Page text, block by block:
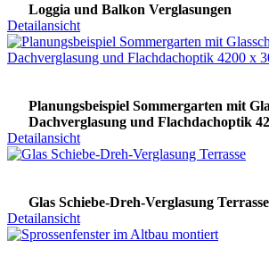
Loggia und Balkon Verglasungen
Detailansicht
Planungsbeispiel Sommergarten mit
Dachverglasung und Flachdachoptik
Detailansicht
Glas Schiebe-Dreh-Verglasung Terrasse
Detailansicht